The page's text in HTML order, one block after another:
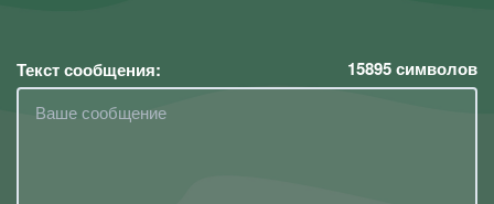
Текст сообщения: 15895символов